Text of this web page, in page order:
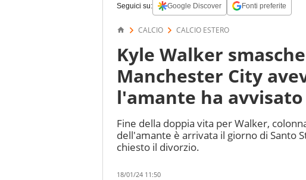
Seguici su: Google Discover Fonti preferite
CALCIO CALCIO ESTERO
Kyle Walker
Manchester City
l'amante ha
Fine della doppia vita per Walker,
dell'amante è arrivata il giorno di Santo
chiesto il divorzio.
18/01/24 11:50